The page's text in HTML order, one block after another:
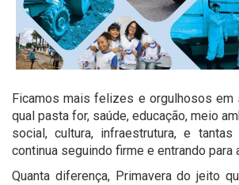
Ficamos mais felizes e orgulhosos em
qual pasta for, saúde, educação, meio
social, cultura, infraestrutura, e
continua seguindo firme e entrando para
Quanta diferença, Primavera do jeito